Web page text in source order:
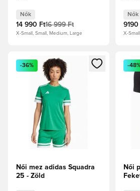
Nők
14 990 Ft16 999 Ft
X-Small, Small, Medium, Large
Nők
9190
X-
Megnyit egy modált a
-36%
Női mez adidas Squadra
25 - Zöld
-
Női